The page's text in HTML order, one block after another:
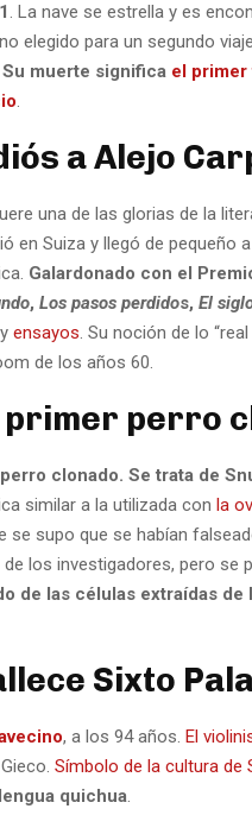
. La nave se estrella y es
elegido para un segundo
Su muerte significa el primer
.
a Alejo
una de las glorias de la
en Suiza y llegó de pequeño
Galardonado con el
, Los pasos perdidos, El
ensayos. Su noción de lo
de los años 60.
primer perro
clonado. Se trata de
similar a la utilizada con la
se supo que se habían
los investigadores, pero se
de las células extraídas
Sixto
, a los 94 años. El
Símbolo de la cultura de
quichua.